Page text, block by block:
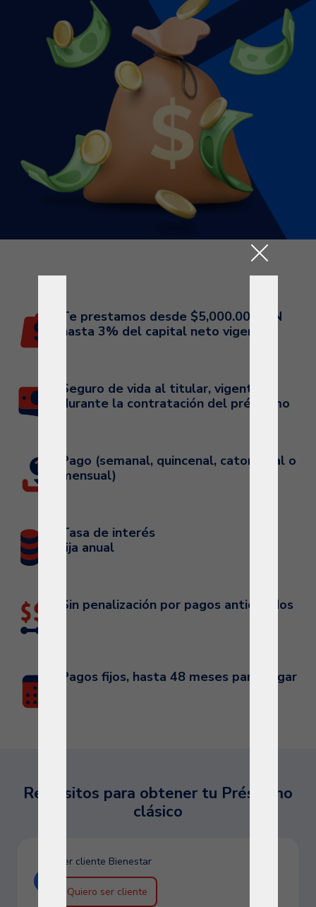
Te prestamos desde $5,000.00 MXN
hasta 3% del capital neto vigente
Seguro de vida al titular, vigente
durante la contratación del préstamo
Pago (semanal, quincenal, catorcenal o
mensual)
Tasa de interés
fija anual
Sin penalización por pagos anticipados
Pagos fijos, hasta 48 meses para pagar
Requisitos para obtener tu Préstamo
clásico
Ser cliente Bienestar
Quiero ser cliente